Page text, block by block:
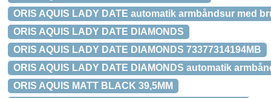
ORIS AQUIS LADY DATE automatik armbåndsur med
ORIS AQUIS LADY DATE DIAMONDS
ORIS AQUIS LADY DATE DIAMONDS 73377314194MB
ORIS AQUIS LADY DATE DIAMONDS automatik
ORIS AQUIS MATT BLACK 39,5MM